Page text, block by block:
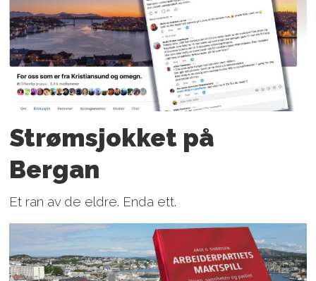
Strømsjokket på
Bergan
Et ran av de eldre. Enda ett.